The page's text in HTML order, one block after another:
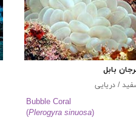
بابل
/ دریایی
Bubble Coral
(Plerogyra sinuosa)